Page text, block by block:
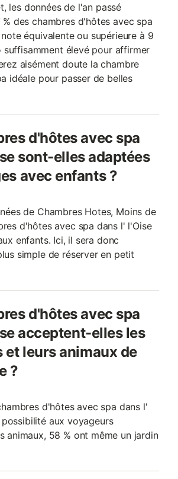
les données de l'an passé
des chambres d'hôtes avec spa
équivalente ou supérieure à 9
suffisamment élevé pour affirmer
aisément doute la chambre
idéale pour passer de belles
d'hôtes avec spa
sont-elles adaptées
avec enfants ?
de Chambres Hotes, Moins de
d'hôtes avec spa dans l' l'Oise
enfants. Ici, il sera donc
simple de réserver en petit
d'hôtes avec spa
acceptent-elles les
et leurs animaux de
?
d'hôtes avec spa dans l'
aux voyageurs
animaux, 58 % ont même un jardin